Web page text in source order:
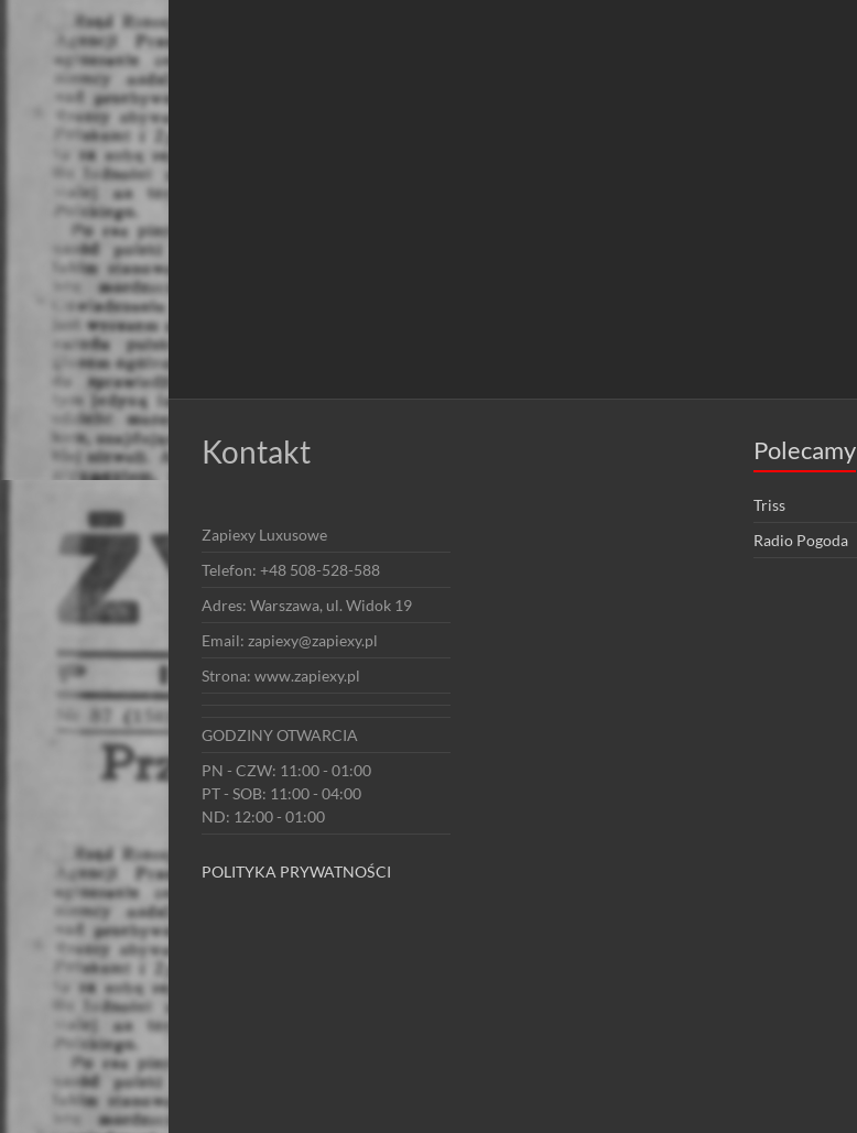
Kontakt
Zapiexy Luxusowe
Telefon: +48 508-528-588
Adres: Warszawa, ul. Widok 19
Email: zapiexy@zapiexy.pl
Strona: www.zapiexy.pl
GODZINY OTWARCIA
PN - CZW: 11:00 - 01:00
PT - SOB: 11:00 - 04:00
ND: 12:00 - 01:00
POLITYKA PRYWATNOŚCI
Polecamy
Triss
Radio Pogoda